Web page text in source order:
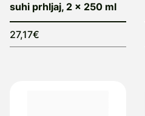
suhi prhljaj, 2 x 250 ml
27,17€